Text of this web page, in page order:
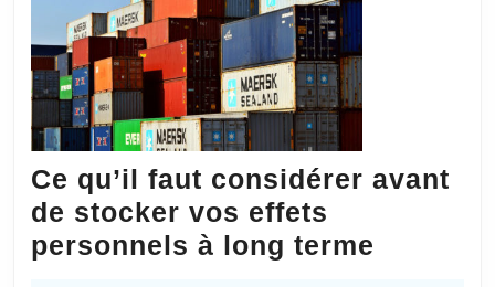
Ce qu’il faut considérer avant
de stocker vos effets
personnels à long terme